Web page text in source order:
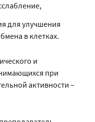
для улучшения
в клетках.
и
при
активности –